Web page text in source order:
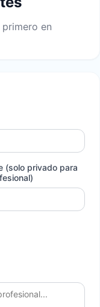
en
(solo privado para